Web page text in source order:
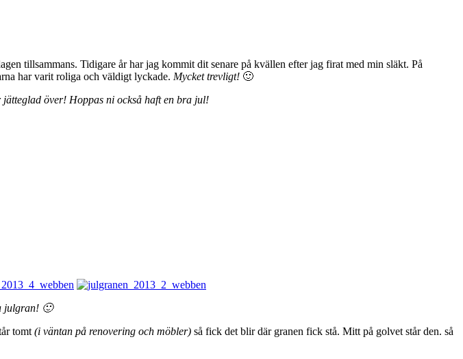
tillsammans. Tidigare år har jag kommit dit senare på kvällen efter jag firat med min släkt. På
har varit roliga och väldigt lyckade. Mycket trevligt! 🙂
över! Hoppas ni också haft en bra jul!
julgran! 🙂
tomt (i väntan på renovering och möbler) så fick det blir där granen fick stå. Mitt på golvet står den. så